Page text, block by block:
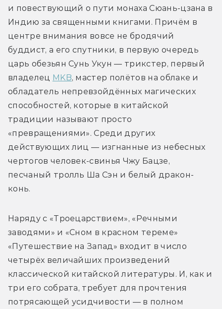
и повествующий о пути монаха Сюань-цзана в
Индию за священными книгами. Причём в
центре внимания вовсе не бродячий
буддист, а его спутники, в первую очередь
царь обезьян Сунь Укун — трикстер, первый
владелец MKB, мастер полётов на облаке и
обладатель непревзойдённых магических
способностей, которые в китайской
традиции называют просто
«превращениями». Среди других
действующих лиц — изгнанные из небесных
чертогов человек-свинья Чжу Бацзе,
песчаный тролль Ша Сэн и белый дракон-
конь.
Наряду с «Троецарствием», «Речными
заводями» и «Сном в красном тереме»
«Путешествие на Запад» входит в число
четырёх величайших произведений
классической китайской литературы. И, как и
три его собрата, требует для прочтения
потрясающей усидчивости — в полном